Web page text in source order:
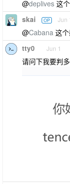
@deplives 这
skai OP Jun
@Cabana 这
tty0 Jun 1
请问下我要判